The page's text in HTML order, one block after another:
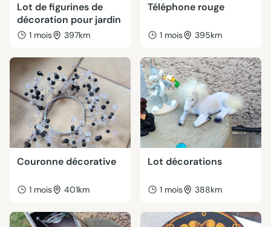
Lot de figurines de
décoration pour jardin
1 mois 397km
Téléphone rouge
1 mois 395km
Couronne décorative
1 mois 401km
Lot décorations
1 mois 388km